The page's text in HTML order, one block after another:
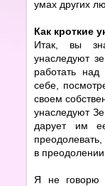
умах других
Как кроткие
Итак, вы
унаследуют
работать
себе,
своем
унаследуют
дарует им
в преодолении
Я не говорю